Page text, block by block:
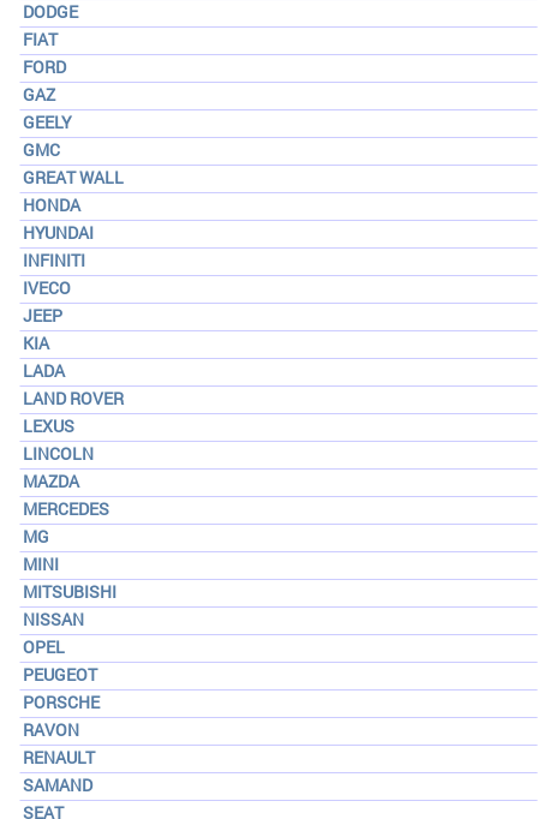
DODGE
FIAT
FORD
GAZ
GEELY
GMC
GREAT WALL
HONDA
HYUNDAI
INFINITI
IVECO
JEEP
KIA
LADA
LAND ROVER
LEXUS
LINCOLN
MAZDA
MERCEDES
MG
MINI
MITSUBISHI
NISSAN
OPEL
PEUGEOT
PORSCHE
RAVON
RENAULT
SAMAND
SEAT